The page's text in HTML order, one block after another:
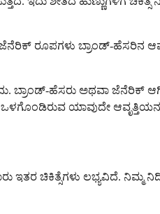
ರೂಪಗಳು ಬ್ರಾಂಡ್-ಹೆಸರಿನ
ಬ್ರಾಂಡ್-ಹೆಸರು ಅಥವಾ ಜೆನೆರಿಕ್
ಯಾವುದೇ
ಚಿಕಿತ್ಸೆಗಳು ಲಭ್ಯವಿದೆ. ನಿಮ್ಮ